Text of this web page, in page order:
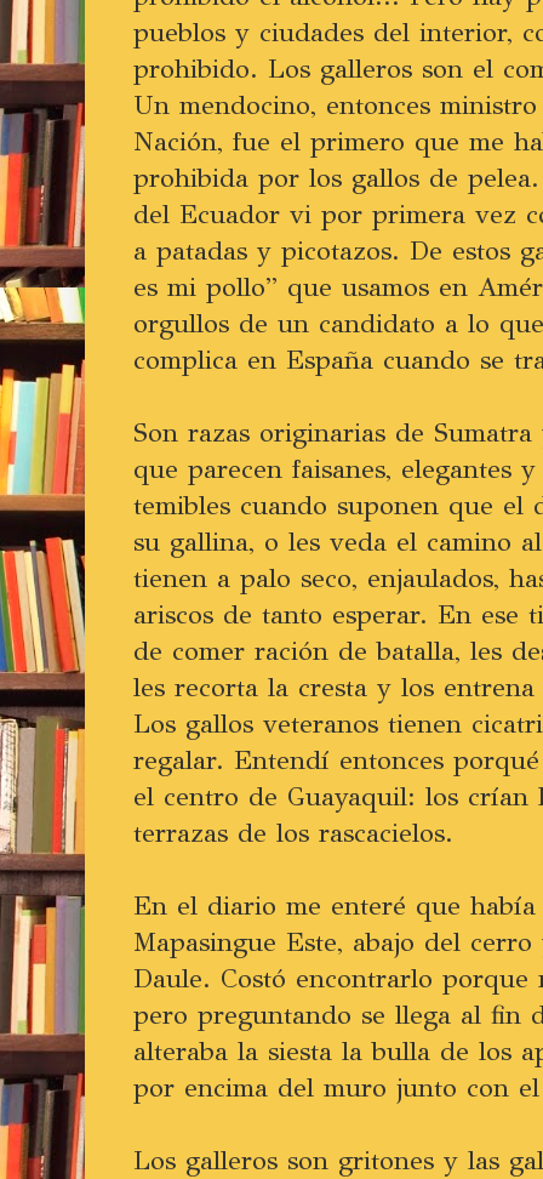
pueblos y ciudades del interior,
prohibido. Los galleros son el
Un mendocino, entonces
Nación, fue el primero que me
prohibida por los gallos de
del Ecuador vi por primera vez
a patadas y picotazos. De estos
es mi pollo” que usamos en
orgullos de un candidato a lo
complica en España cuando se
Son razas originarias de
que parecen faisanes, elegantes
temibles cuando suponen que el
su gallina, o les veda el camino
tienen a palo seco, enjaulados,
ariscos de tanto esperar. En ese
de comer ración de batalla, les
les recorta la cresta y los
Los gallos veteranos tienen
regalar. Entendí entonces
el centro de Guayaquil: los crían
terrazas de los rascacielos.
En el diario me enteré que
Mapasingue Este, abajo del
Daule. Costó encontrarlo
pero preguntando se llega al fin
alteraba la siesta la bulla de los
por encima del muro junto con
Los galleros son gritones y las